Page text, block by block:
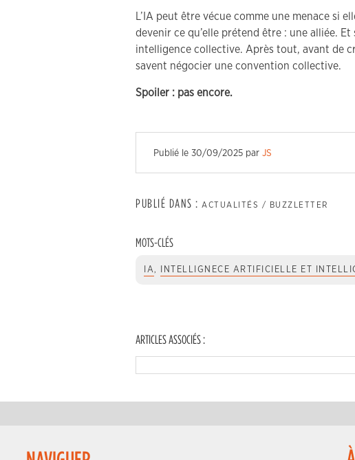
L’IA peut être vécue comme une menace si
devenir ce qu’elle prétend être : une alliée.
intelligence collective. Après tout, avant de
savent négocier une convention collective.
Spoiler : pas encore.
Publié le 30/09/2025 par JS
PUBLIÉ DANS : ACTUALITÉS / BUZZLETTER
MOTS-CLÉS
IA, INTELLIGNECE ARTIFICIELLE ET
ARTICLES ASSOCIÉS :